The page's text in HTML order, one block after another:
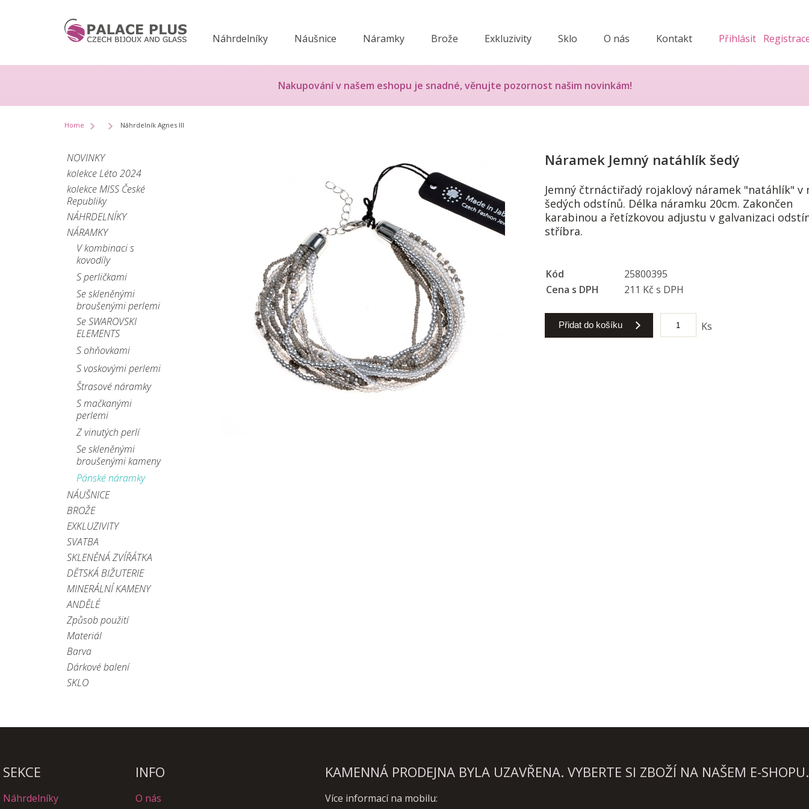
Náhrdelníky Náušnice Náramky Brože Exkluzivity Sklo O nás Kontakt Přihlásit
Nakupování v našem eshopu je snadné, věnujte pozornost našim novinkám!
Home Náhrdelník Agnes III
NOVINKY
kolekce Léto 2024
kolekce MISS České
Republiky
NÁHRDELNÍKY
NÁRAMKY
V kombinaci s
kovodíly
S perličkami
Se skleněnými
broušenými perlemi
Se SWAROVSKI
ELEMENTS
S ohňovkami
S voskovými perlemi
Štrasové náramky
S mačkanými
perlemi
Z vinutých perlí
Se skleněnými
broušenými kameny
Pánské náramky
NÁUŠNICE
BROŽE
EXKLUZIVITY
SVATBA
SKLENĚNÁ ZVÍŘÁTKA
DĚTSKÁ BIŽUTERIE
MINERÁLNÍ KAMENY
ANDĚLÉ
Způsob použití
Materiál
Barva
Dárkové balení
SKLO
Náramek Jemný natáhlík šedý
Jemný čtrnáctiřadý rojaklový náramek "natáhlík" v
šedých odstínů. Délka náramku 20cm. Zakončen
karabinou a řetízkovou adjustu v galvanizaci
stříbra.
Kód
25800395
Cena s DPH
211 Kč s DPH
Přidat do košíku Ks
SEKCE INFO KAMENNÁ PRODEJNA BYLA UZAVŘENA. VYBERTE SI ZBOŽÍ NA NAŠEM E-SHOPU.
Náhrdelníky
O nás
Více informací na mobilu: